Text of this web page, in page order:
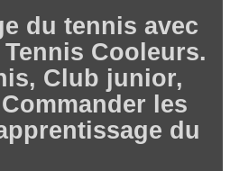
du tennis avec
Tennis Cooleurs.
Club junior,
les
du